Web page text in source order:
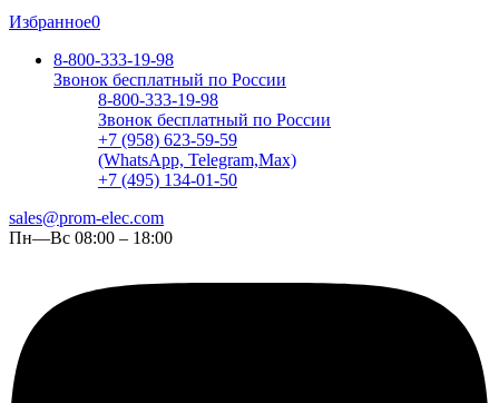
Избранное0
8-800-333-19-98
Звонок бесплатный по России
8-800-333-19-98
Звонок бесплатный по России
+7 (958) 623-59-59
(WhatsApp, Telegram,Max)
+7 (495) 134-01-50
sales@prom-elec.com
Пн—Вс 08:00 – 18:00